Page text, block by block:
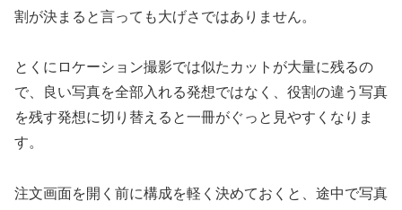
割が決まると言っても大げさではありません。
とくにロケーション撮影では似たカットが大量に残るの
で、良い写真を全部入れる発想ではなく、役割の違う写真
を残す発想に切り替えると一冊がぐっと見やすくなりま
す。
注文画面を開く前に構成を軽く決めておくと、途中で写真